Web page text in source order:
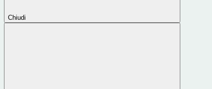
Chiudi